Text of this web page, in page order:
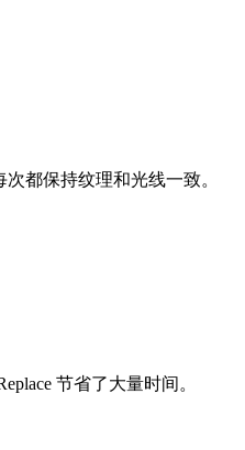
都保持纹理和光线一致。
节省了大量时间。